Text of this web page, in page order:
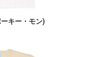
キー・モン)